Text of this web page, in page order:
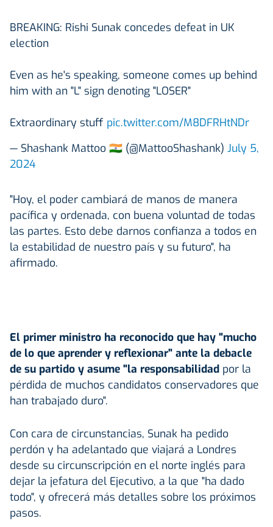
BREAKING: Rishi Sunak concedes defeat in UK
election
Even as he's speaking, someone comes up behind
him with an "L" sign denoting "LOSER"
Extraordinary stuff pic.twitter.com/M8DFRHtNDr
— Shashank Mattoo 🇮🇳 (@MattooShashank) July 5,
2024
"Hoy, el poder cambiará de manos de manera
pacífica y ordenada, con buena voluntad de todas
las partes. Esto debe darnos confianza a todos en
la estabilidad de nuestro país y su futuro", ha
afirmado.
El primer ministro ha reconocido que hay "mucho
de lo que aprender y reflexionar" ante la debacle
de su partido y asume "la responsabilidad por la
pérdida de muchos candidatos conservadores que
han trabajado duro".
Con cara de circunstancias, Sunak ha pedido
perdón y ha adelantado que viajará a Londres
desde su circunscripción en el norte inglés para
dejar la jefatura del Ejecutivo, a la que "ha dado
todo", y ofrecerá más detalles sobre los próximos
pasos.